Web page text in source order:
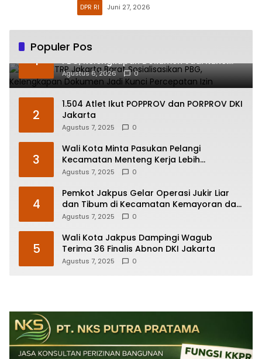
DPR RI Juni 27, 2026
Populer Pos
1
Sudin CKTRP Jakarta Barat Sosialisasikan
PBG, Kelengkapan Dokumen Jadi Kunci
Percepatan Izin
Agustus 6, 2026 0
2
1.504 Atlet Ikut POPPROV dan PORPROV DKI
Jakarta
Agustus 7, 2025 0
3
Wali Kota Minta Pasukan Pelangi
Kecamatan Menteng Kerja Lebih
Responsif
Agustus 7, 2025 0
4
Pemkot Jakpus Gelar Operasi Jukir Liar
dan Tibum di Kecamatan Kemayoran dan
Johar Baru
Agustus 7, 2025 0
5
Wali Kota Jakpus Dampingi Wagub
Terima 36 Finalis Abnon DKI Jakarta
Agustus 7, 2025 0